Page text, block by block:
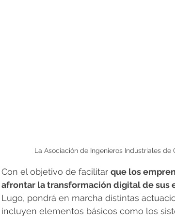
La Asociación de Ingenieros Industriales
Con el objetivo de facilitar que los
afrontar la transformación digital de sus
Lugo, pondrá en marcha distintas
incluyen elementos básicos como los